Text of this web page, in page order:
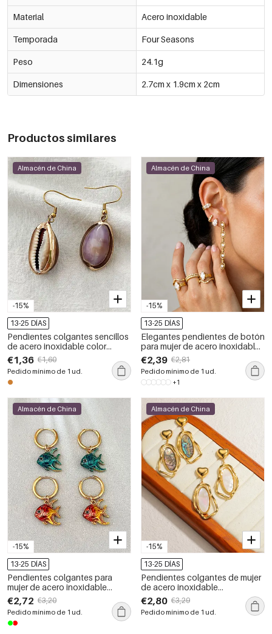
Material Acero inoxidable
Temporada Four Seasons
Peso 24.1g
Dimensiones 2.7cm x 1.9cm x 2cm
Productos similares
-15%
Almacén de China
13-25 DÍAS
Pendientes colgantes sencillos
de acero inoxidable color
dorado para mujer.
€1,36 €1,60
Pedido mínimo de 1 ud.
-15%
Almacén de China
13-25 DÍAS
Elegantes pendientes de botón
para mujer de acero inoxidable
con forma irregular, diseño
patchwork, resistentes al agua
y con circonitas doradas.
€2,39 €2,81
Pedido mínimo de 1 ud.
+1
-15%
Almacén de China
13-25 DÍAS
Pendientes colgantes para
mujer de acero inoxidable
impermeables con diseño retro
de pez, color dorado.
€2,72 €3,20
Pedido mínimo de 1 ud.
-15%
Almacén de China
13-25 DÍAS
Pendientes colgantes de mujer
de acero inoxidable
impermeables de forma irregular
y color dorado.
€2,80 €3,29
Pedido mínimo de 1 ud.